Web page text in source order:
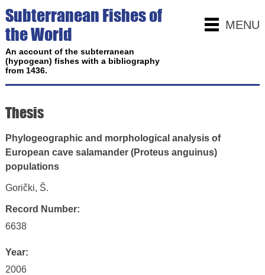
MENU
Subterranean Fishes of
the World
An account of the subterranean
(hypogean) fishes with a bibliography
from 1436.
Thesis
Phylogeographic and morphological analysis of
European cave salamander (Proteus anguinus)
populations
Gorički, Š.
Record Number:
6638
Year:
2006